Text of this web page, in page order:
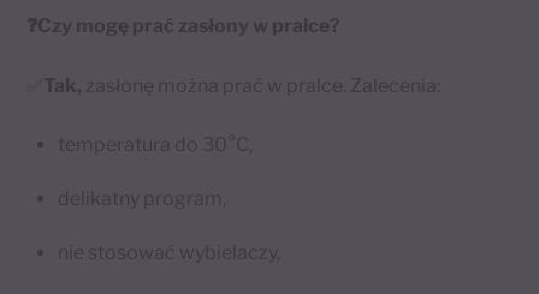
❓Czy mogę prać zasłony w pralce?
Tak, zasłonę można prać w pralce. Zalecenia:
temperatura do 30°C,
delikatny program,
nie stosować wybielaczy,